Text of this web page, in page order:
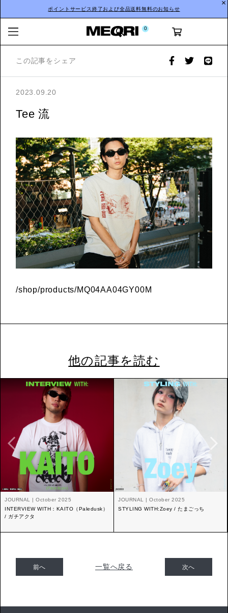
ポイントサービス終了および全品送料無料のお知らせ
0
2023.09.20
この記事をシェア
Tee 流
/shop/products/MQ04AA04GY00M
他の記事を読む
JOURNAL | October 2025
INTERVIEW WITH：KAITO（Paledusk）
/ ガチアクタ
JOURNAL | October 2025
STYLING WITH:Zoey / たまごっち
前へ 一覧へ戻る 次へ